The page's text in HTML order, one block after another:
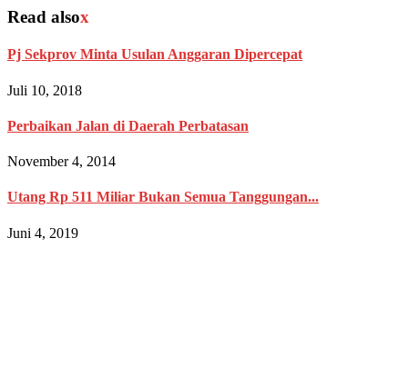
Read alsox
Pj Sekprov Minta Usulan Anggaran Dipercepat
Juli 10, 2018
Perbaikan Jalan di Daerah Perbatasan
November 4, 2014
Utang Rp 511 Miliar Bukan Semua Tanggungan...
Juni 4, 2019